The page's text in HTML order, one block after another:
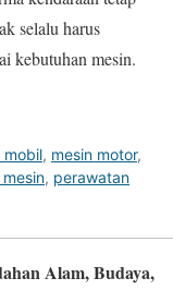
selalu harus
kebutuhan mesin.
mobil, mesin motor,
, perawatan
Alam, Budaya,